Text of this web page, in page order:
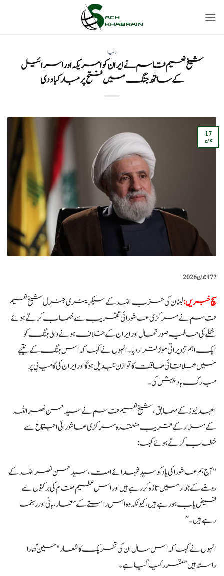
دنیا
شیخ نعیم قاسم نے ایران کو امریکہ اور اسرائیل
کے ساتھ جنگ ​​میں فتح پر مبارکباد دی
17
جون
?️17 جون 2026
سچ خبریں:لبنان کی حزب اللہ کے سیکریٹری جنرل شیخ نعیم
قاسم نے مرکزی عاشورائی تقریب سے خطاب کرتے ہوئے
خطے کی حالیہ صورتحال اور ایران کے خلاف ہونے والی جنگ کو
ایک اہم تزویراتی موڑ قرار دیا۔ انہوں نے کہا کہ اس جنگ کے نتیجے
میں علاقائی طاقت کا توازن تبدیل ہوگا اور ایران کی کامیابی پر
مبارک باد پیش کی۔
العہد نیوز کے مطابق، شیخ نعیم قاسم نے سید حسن نصراللہ
کے مزار کے قریب منعقدہ مرکزی عاشورائی اجتماع سے
خطاب کرتے ہوئے کہا:
"آج ہم عاشورا کی یاد کو سیدِ شہدائے امت، سید حسن نصراللہ کے
روضے کے جوار میں تازہ کر رہے ہیں اور اس عظیم مقام کی برکتوں سے
فیض یاب ہو رہے ہیں، کیونکہ وہ اس راستے کے معمار، بانی اور رہنما
رہے ہیں۔”
انہوں نے کہا کہ اس سال ان کی تحریک کا شعار "حسینؑ ہمارا
راستہ ہیں” مقرر کیا گیا ہے۔